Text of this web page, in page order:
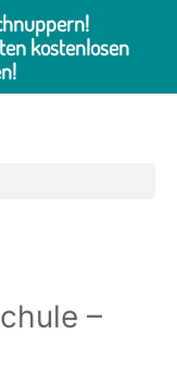
kostenlosen
–